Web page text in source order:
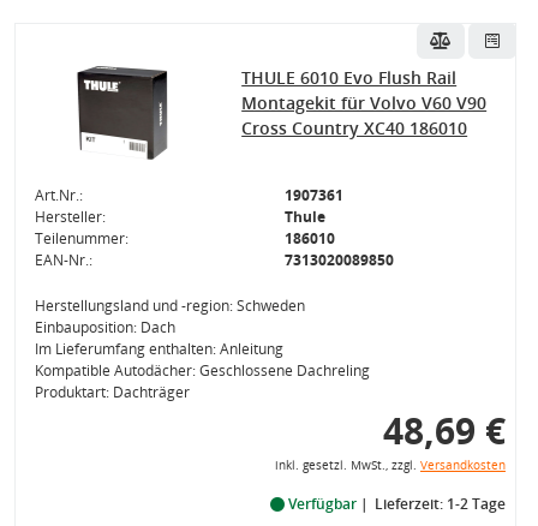
THULE 6010 Evo Flush Rail
Montagekit für Volvo V60 V90
Cross Country XC40 186010
Art.Nr.:
1907361
Hersteller:
Thule
Teilenummer:
186010
EAN-Nr.:
7313020089850
Herstellungsland und -region: Schweden
Einbauposition: Dach
Im Lieferumfang enthalten: Anleitung
Kompatible Autodächer: Geschlossene Dachreling
Produktart: Dachträger
48,69 €
inkl. gesetzl. MwSt., zzgl. Versandkosten
Verfügbar Lieferzeit: 1-2 Tage